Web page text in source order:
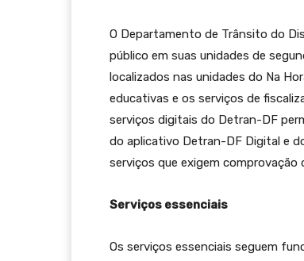
O Departamento de Trânsito do
público em suas unidades de
localizados nas unidades do Na
educativas e os serviços de
serviços digitais do Detran-DF
do aplicativo Detran-DF Digital e
serviços que exigem
Serviços essenciais
Os serviços essenciais seguem